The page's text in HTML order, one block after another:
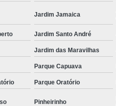
Jardim Jamaica
Jardim Santo André
Jardim das Maravilhas
Parque Capuava
Parque Oratório
Pinheirinho